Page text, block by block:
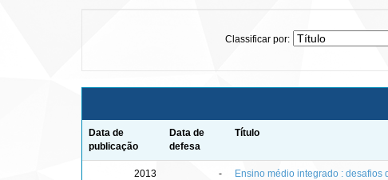
Classificar por:
Data de
publicação
Data de
defesa
Título
2013 -
Ensino médio integrado : desafios